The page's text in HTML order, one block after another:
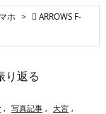
ホ >  ARROWS F-
り返る
, 写真記事 , 大宮 ,